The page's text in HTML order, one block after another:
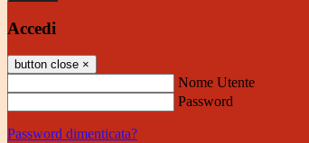
Accedi
button close ×
Nome Utente
Password
Password dimenticata?